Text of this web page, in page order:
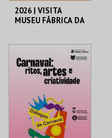
2026 | VISITA
MUSEU FÁBRICA DA
MUSEU FÁBRICA DA
HISTÓRIA
COMPRAR